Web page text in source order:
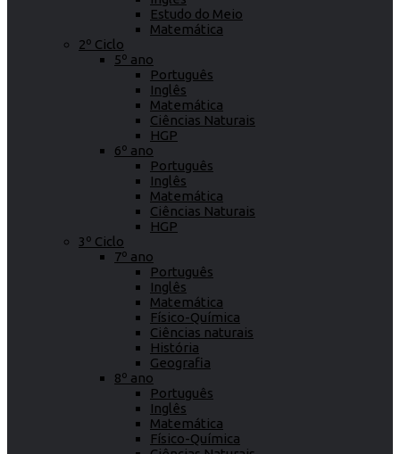
Estudo do Meio
Matemática
2º Ciclo
5º ano
Português
Inglês
Matemática
Ciências Naturais
HGP
6º ano
Português
Inglês
Matemática
Ciências Naturais
HGP
3º Ciclo
7º ano
Português
Inglês
Matemática
Físico-Química
Ciências naturais
História
Geografia
8º ano
Português
Inglês
Matemática
Físico-Química